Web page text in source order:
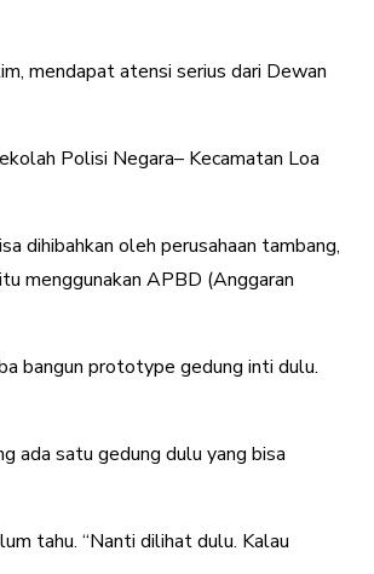
mendapat atensi serius dari Dewan
Polisi Negara– Kecamatan Loa
dihibahkan oleh perusahaan tambang,
menggunakan APBD (Anggaran
bangun prototype gedung inti dulu.
ada satu gedung dulu yang bisa
tahu. “Nanti dilihat dulu. Kalau